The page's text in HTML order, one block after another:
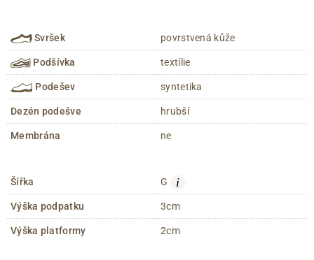
Svršek povrstvená kůže
Podšívka textílie
Podešev syntetika
Dezén podešve hrubší
Membrána ne
Šířka G i
Výška podpatku 3cm
Výška platformy 2cm